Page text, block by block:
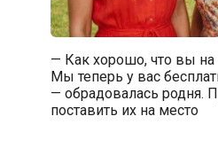
— Как хорошо, что вы
Мы теперь у вас
— обрадовалась родня.
поставить их на место